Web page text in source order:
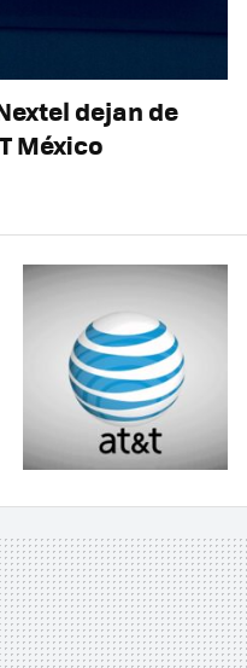
dejan de
México